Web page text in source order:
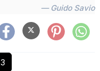
— Guido Savio
3